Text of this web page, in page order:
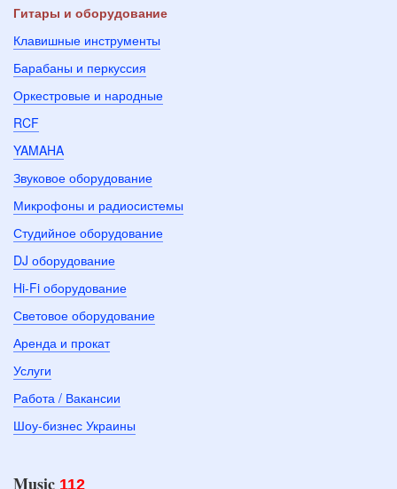
Гитары и оборудование
Клавишные инструменты
Барабаны и перкуссия
Оркестровые и народные
RCF
YAMAHA
Звуковое оборудование
Микрофоны и радиосистемы
Студийное оборудование
DJ оборудование
Hi-Fi оборудование
Световое оборудование
Аренда и прокат
Услуги
Работа / Вакансии
Шоу-бизнес Украины
Music 112